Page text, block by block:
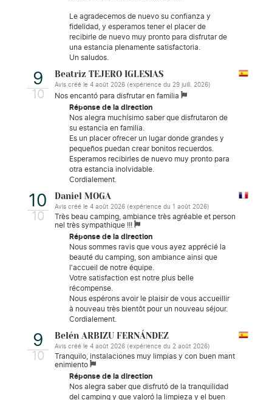
Le agradecemos de nuevo su confianza y
fidelidad, y esperamos tener el placer de
recibirle de nuevo muy pronto para disfrutar de
una estancia plenamente satisfactoria.
Un saludos.
9
10
Beatriz TEJERO IGLESIAS
Avis créé le 4 août 2026 (expérience du 29 juill. 2026)
Nos encantó para disfrutar en familia
Réponse de la direction
Nos alegra muchísimo saber que disfrutaron de
su estancia en familia.
Es un placer ofrecer un lugar donde grandes y
pequeños puedan crear bonitos recuerdos.
Esperamos recibirles de nuevo muy pronto para
otra estancia inolvidable.
Cordialement.
10
10
Daniel MOGA
Avis créé le 4 août 2026 (expérience du 1 août 2026)
Très beau camping, ambiance très agréable et person
nel très sympathique !!!
Réponse de la direction
Nous sommes ravis que vous ayez apprécié la
beauté du camping, son ambiance ainsi que
l'accueil de notre équipe.
Votre satisfaction est notre plus belle
récompense.
Nous espérons avoir le plaisir de vous accueillir
à nouveau très bientôt pour un nouveau séjour.
Cordialement.
9
10
Belén ARBIZU FERNÁNDEZ
Avis créé le 4 août 2026 (expérience du 2 août 2026)
Tranquilo, instalaciones muy limpias y con buen mant
enimiento
Réponse de la direction
Nos alegra saber que disfrutó de la tranquilidad
del camping y que valoró la limpieza y el buen